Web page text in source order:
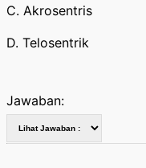
C. Akrosentris
D. Telosentrik
Jawaban: